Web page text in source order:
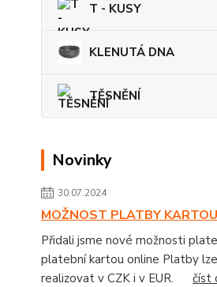
T - KUSY
KLENUTÁ DNA
TĚSNĚNÍ
Novinky
30.07.2024
MOŽNOST PLATBY KARTOU
Přidali jsme nové možnosti
platební kartou online Platby lze
realizovat v CZK i v EUR. číst